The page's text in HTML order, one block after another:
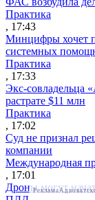
Практика
, 17:43
Минцифры хочет
системных
Практика
, 17:33
Экс-совладельца
растрате $11 млн
Практика
, 17:02
Суд не признал
компании
Международная
, 17:01
Дроны могут
Реклама